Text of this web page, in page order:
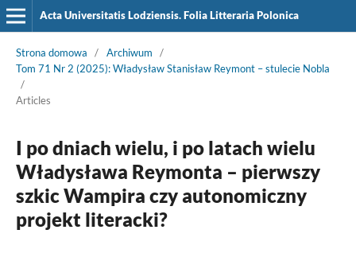
Acta Universitatis Lodziensis. Folia Litteraria Polonica
Strona domowa / Archiwum
/
Tom 71 Nr 2 (2025): Władysław Stanisław Reymont – stulecie Nobla
/
Articles
I po dniach wielu, i po latach wielu
Władysława Reymonta – pierwszy
szkic Wampira czy autonomiczny
projekt literacki?